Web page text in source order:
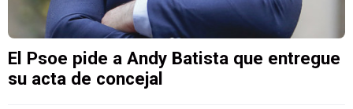
El Psoe pide a Andy Batista que entregue
su acta de concejal